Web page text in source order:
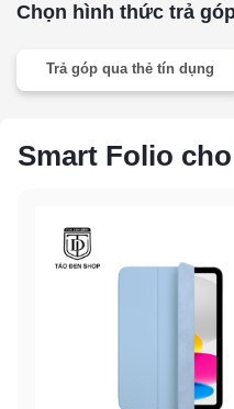
Chọn hình thức trả
Trả góp qua thẻ tín dụng
Smart Folio